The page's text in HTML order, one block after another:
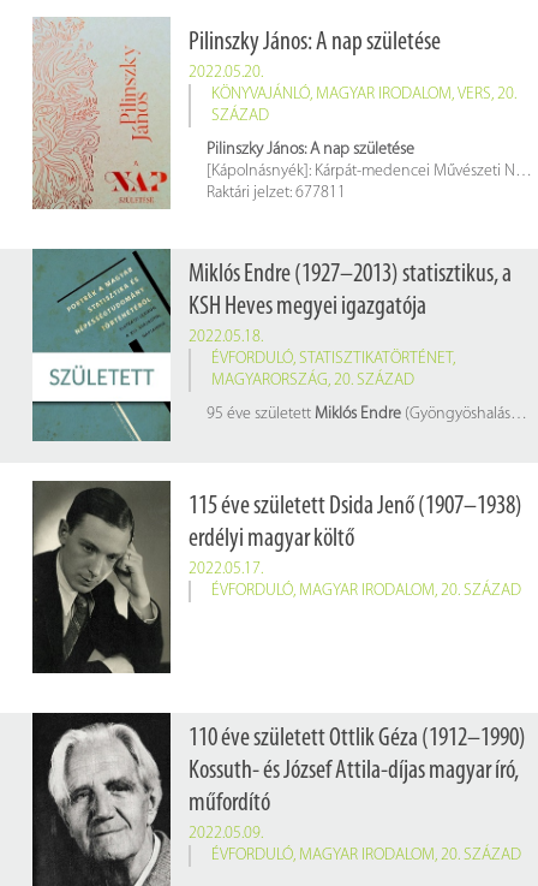
Pilinszky János: A nap születése
2022.05.20.
KÖNYVAJÁNLÓ, MAGYAR IRODALOM, VERS, 20.
SZÁZAD
Pilinszky János: A nap születése
[Kápolnásnyék]: Kárpát-medencei Művészeti Népfőiskola Alapítvány, 2021. 38 p.
Raktári jelzet: 677811
Miklós Endre (1927–2013) statisztikus, a
KSH Heves megyei igazgatója
2022.05.18.
ÉVFORDULÓ, STATISZTIKATÖRTÉNET,
MAGYARORSZÁG, 20. SZÁZAD
95 éve született Miklós Endre(Gyöngyöshalász, 1927. május 18. – Eger, 2013. december 15.) statisztikus, a KSH Heves megyei igazgatója
115 éve született Dsida Jenő (1907–1938)
erdélyi magyar költő
2022.05.17.
ÉVFORDULÓ, MAGYAR IRODALOM, 20. SZÁZAD
110 éve született Ottlik Géza (1912–1990)
Kossuth- és József Attila-díjas magyar író,
műfordító
2022.05.09.
ÉVFORDULÓ, MAGYAR IRODALOM, 20. SZÁZAD